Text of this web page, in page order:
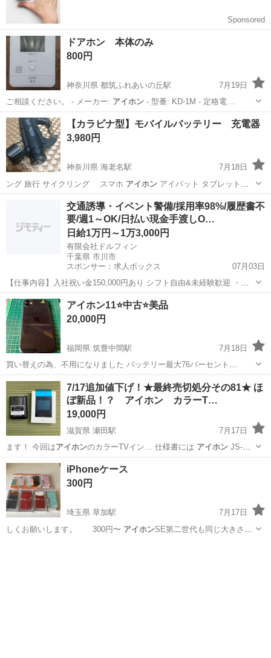
ドアホン 本体のみ
800円
神奈川県 都筑ふれあいの丘駅
7月19日
ご相談ください。 - メーカー: アイホン- 型番: KD-1M - 定格電…
神奈川 横浜市 都筑ふれあいの丘駅
【カラビナ型】モバイルバッテリー 充電器
3,980円
神奈川県 海老名駅
7月18日
ング 旅行 サイクリング スマホ アイホンアイパット タブレット端
末 キャン… 海老名市 海老名駅 その他 モバイルバッテリー
交通誘導・イベント警備/採用率98%/履歴書不
要/週1～OK/日払い現金手渡しO…
日給1万円～1万3,000円
有限会社ドルフィン
千葉県 市川市
スポンサー：求人ボックス
07月03日
【仕事内容】入社祝い金150,000円あり シフト自由&未経験歓迎
・直
行直帰OK ・一部車・自転車・バイク通勤OK ・週1～OK ・日払い・
週払いOK、現金手渡しも可能です! <仕事内容> 建築・土木工事現場
で...
アルバイト・パート
アイホン11⭐️中古⭐️美品
20,000円
福岡県 筑豊中間駅
7月18日
買い替えの為、不用になりました バッテリー最大76パーセント
docomoSIMフリー 取り引き可能です 64GBです
福岡 中間市 筑豊中間駅 電話、ＦＡＸ アイホン
7/17追加値下げ！★最終売切処分その81★ ほ
ぼ新品！？ アイホン カラーT…
19,000円
滋賀県 瀬田駅
7月17日
ます！ 今回はアイホン のカラーTVイン… 仕様書には アイホンJS-
12E …
滋賀 大津市 瀬田駅
iPhoneケース
300円
埼玉県 草加駅
7月17日
しくお願いします。 300円〜 アイホンSE第二世代も同じ大きさで